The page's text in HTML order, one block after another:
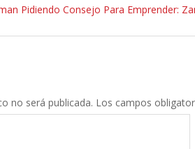
Pidiendo Consejo Para Emprender:
no será publicada. Los campos